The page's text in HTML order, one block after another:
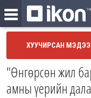
ХУУЧИРСАН
"Өнгөрсөн жил
амны үерийн